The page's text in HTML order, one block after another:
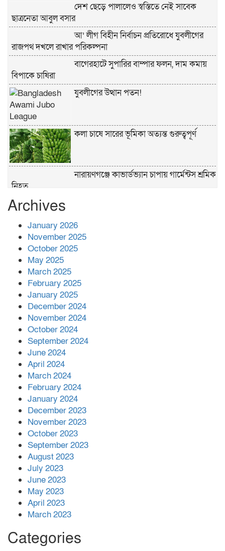
দেশ ছেড়ে পালালেও স্বস্তিতে নেই সাবেক
ছাত্রনেতা আবুল বসার
আ’ লীগ বিহীন নির্বাচন প্রতিরোধে যুবলীগের
রাজপথ দখলে রাখার পরিকল্পনা
বাগেরহাটে সুপারির বাম্পার ফলন, দাম কমায়
বিপাকে চাষিরা
যুবলীগের উত্থান পতন!
কলা চাষে সারের ভূমিকা অত্যন্ত গুরুত্বপূর্ণ
নারায়ণগঞ্জে কাভার্ডভ্যান চাপায় গার্মেন্টস শ্রমিক
নিহত
প্রশাসনের কর্তৃত্ব না থাকায় ধর্ষণ বেড়ে যাচ্ছে :
রিজভী
বনানীতে গাড়িচাপায় পোশাকশ্রমিক নিহত,
সড়ক অবরোধ
শহীদের রক্তের সঙ্গে বেইমানি হয় এমন কাজ
কেউ যেন না করি -জামায়াত আমির
Archives
January 2026
November 2025
October 2025
May 2025
March 2025
February 2025
January 2025
December 2024
November 2024
October 2024
September 2024
June 2024
April 2024
March 2024
February 2024
January 2024
December 2023
November 2023
October 2023
September 2023
August 2023
July 2023
June 2023
May 2023
April 2023
March 2023
Categories